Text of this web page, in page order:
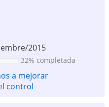
2015
32% completada
a mejorar
control